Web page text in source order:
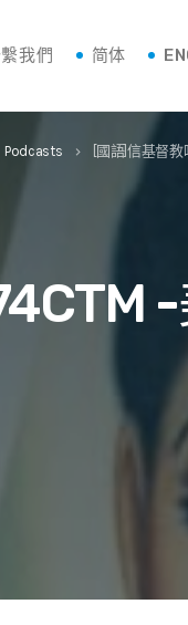
我們 简体
Podcasts keyboard_arrow_right [國語]信基督